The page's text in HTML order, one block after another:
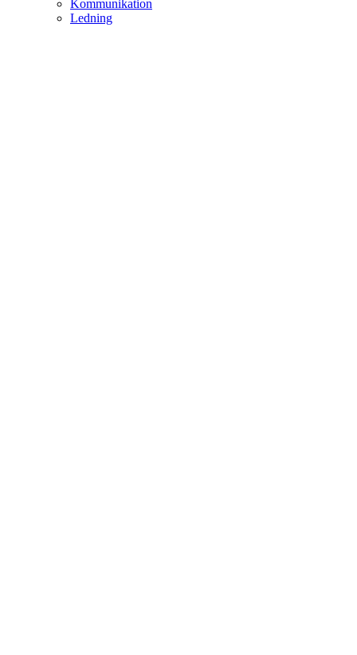
Kommunikation
Ledning